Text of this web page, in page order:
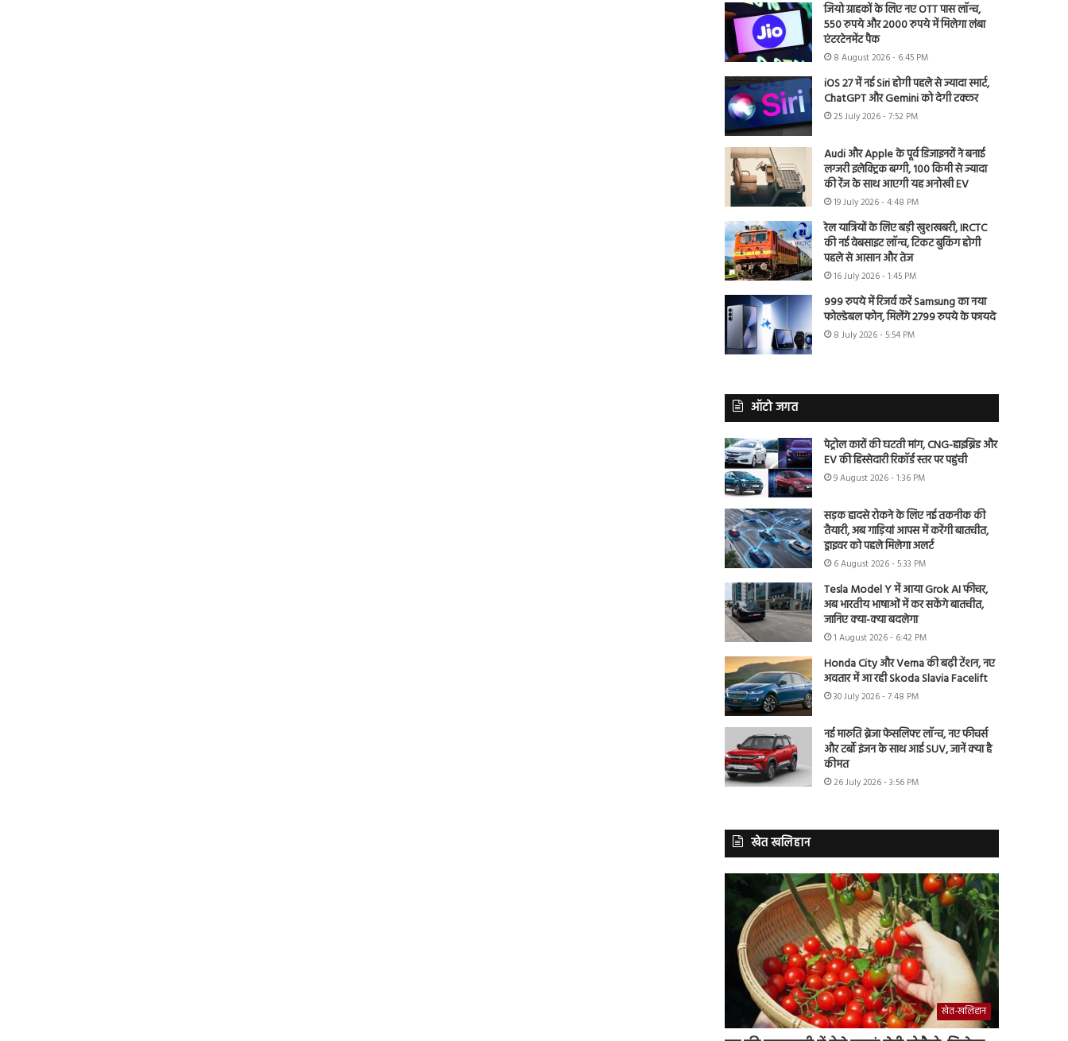
जियो ग्राहकों के लिए नए OTT पास लॉन्च,
550 रुपये और 2000 रुपये में मिलेगा लंबा
एंटरटेनमेंट पैक
8 August 2026 - 6:45 PM
iOS 27 में नई Siri होगी पहले से ज्यादा स्मार्ट,
ChatGPT और Gemini को देगी टक्कर
25 July 2026 - 7:52 PM
Audi और Apple के पूर्व डिजाइनरों ने बनाई
लग्जरी इलेक्ट्रिक बग्गी, 100 किमी से ज्यादा
की रेंज के साथ आएगी यह अनोखी EV
19 July 2026 - 4:48 PM
रेल यात्रियों के लिए बड़ी खुशखबरी, IRCTC
की नई वेबसाइट लॉन्च, टिकट बुकिंग होगी
पहले से आसान और तेज
16 July 2026 - 1:45 PM
999 रुपये में रिजर्व करें Samsung का नया
फोल्डेबल फोन, मिलेंगे 2799 रुपये के फायदे
8 July 2026 - 5:54 PM
ऑटो जगत
पेट्रोल कारों की घटती मांग, CNG-हाइब्रिड और
EV की हिस्सेदारी रिकॉर्ड स्तर पर पहुंची
9 August 2026 - 1:36 PM
सड़क हादसे रोकने के लिए नई तकनीक की
तैयारी, अब गाड़ियां आपस में करेंगी बातचीत,
ड्राइवर को पहले मिलेगा अलर्ट
6 August 2026 - 5:33 PM
Tesla Model Y में आया Grok AI फीचर,
अब भारतीय भाषाओं में कर सकेंगे बातचीत,
जानिए क्या-क्या बदलेगा
1 August 2026 - 6:42 PM
Honda City और Verna की बढ़ी टेंशन, नए
अवतार में आ रही Skoda Slavia Facelift
30 July 2026 - 7:48 PM
नई मारुति ब्रेजा फेसलिफ्ट लॉन्च, नए फीचर्स
और टर्बो इंजन के साथ आई SUV, जानें क्या है
कीमत
26 July 2026 - 3:56 PM
खेत खलिहान
खेत-खलिहान